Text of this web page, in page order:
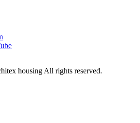
housing All rights reserved.